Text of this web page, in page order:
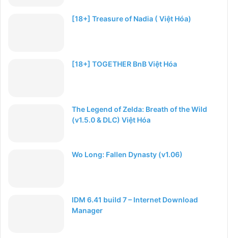
[18+] Treasure of Nadia ( Việt Hóa)
[18+] TOGETHER BnB Việt Hóa
The Legend of Zelda: Breath of the Wild
(v1.5.0 & DLC) Việt Hóa
Wo Long: Fallen Dynasty (v1.06)
IDM 6.41 build 7 – Internet Download
Manager